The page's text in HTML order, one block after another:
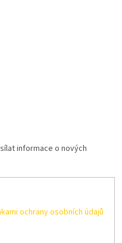
informace o nových
ochrany osobních údajů